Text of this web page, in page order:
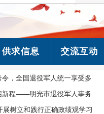
供求信息 交流互动
，全国退役军人统一享受多
新程——明光市退役军人事务
兵入伍活动
树立和践行正确政绩观学习